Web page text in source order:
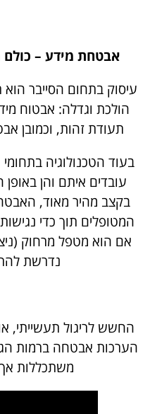
אבטחת מידע – כולם
עיסוק בתחום הסייבר
הולכת וגדלה: אבטוח
תעודת זהות, וכמובן
בעוד הטכנולוגיה
עובדים איתם והן
בקצב מהיר מאוד,
המטופלים תוך כדי
אם הוא מטפל מרחוק
נדרשת
החשש לריגול תעשייתי,
הערכות אבטחה ברמות
משתכללות